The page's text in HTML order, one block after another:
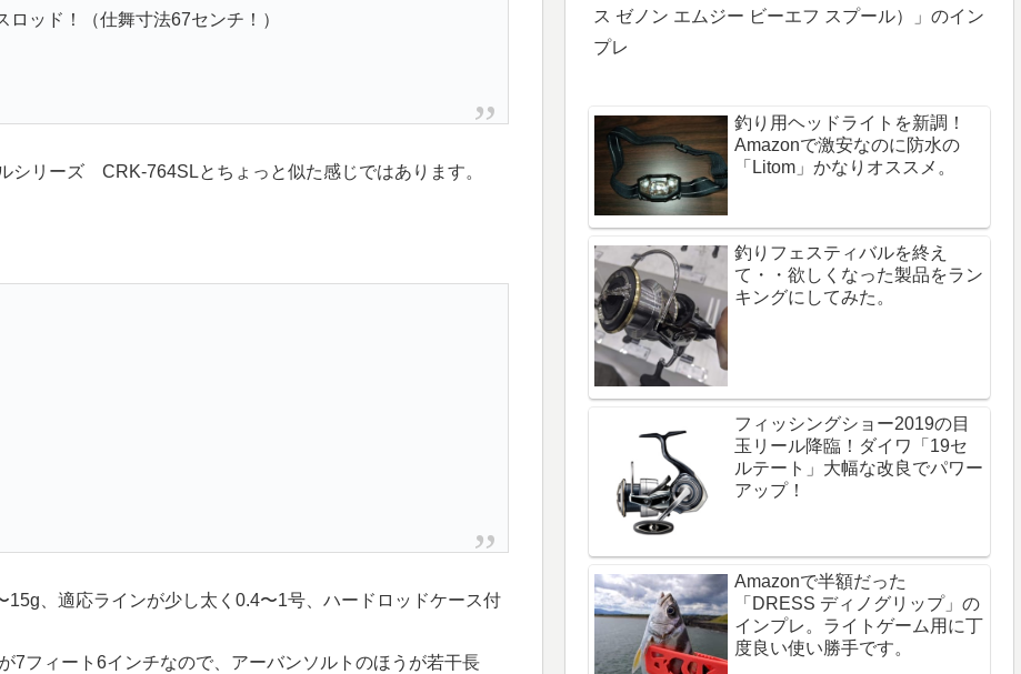
ッド！（仕舞寸法67センチ！）
リーズ CRK-764SLとちょっと似た感じではあります。
、適応ラインが少し太く0.4〜1号、ハードロッドケース付
7フィート6インチなので、アーバンソルトのほうが若干長
ス ゼノン エムジー ビーエフ スプール）」のイン
プレ
釣り用ヘッドライトを新調！
Amazonで激安なのに防水の
「Litom」かなりオススメ。
釣りフェスティバルを終え
て・・欲しくなった製品をラン
キングにしてみた。
フィッシングショー2019の目
玉リール降臨！ダイワ「19セ
ルテート」大幅な改良でパワー
アップ！
Amazonで半額だった
「DRESS ディノグリップ」の
インプレ。ライトゲーム用に丁
度良い使い勝手です。